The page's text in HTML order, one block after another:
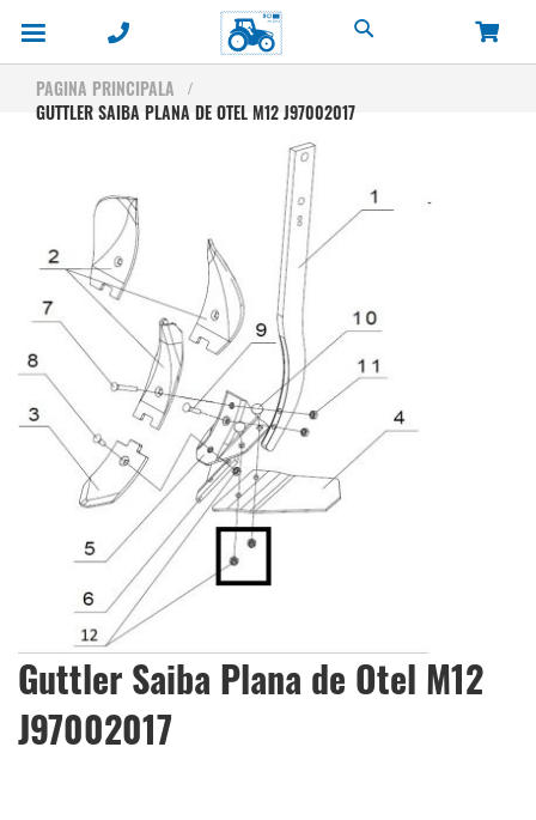
Cautare
PAGINA PRINCIPALA
GUTTLER SAIBA PLANA DE OTEL M12 J97002017
the
gallery
Skip
to
the
beginning
Guttler Saiba Plana de Otel M12
J97002017